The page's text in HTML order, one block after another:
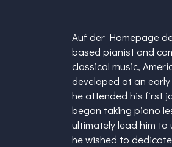
Auf der Homepage
based pianist and
classical music,
developed at an
he attended his first
began taking piano
ultimately lead him
he wished to